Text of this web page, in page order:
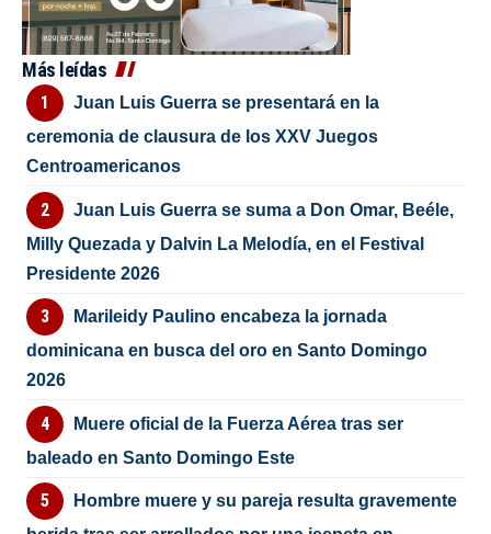
Más leídas
Juan Luis Guerra se presentará en la
ceremonia de clausura de los XXV Juegos
Centroamericanos
Juan Luis Guerra se suma a Don Omar, Beéle,
Milly Quezada y Dalvin La Melodía, en el Festival
Presidente 2026
Marileidy Paulino encabeza la jornada
dominicana en busca del oro en Santo Domingo
2026
Muere oficial de la Fuerza Aérea tras ser
baleado en Santo Domingo Este
Hombre muere y su pareja resulta gravemente